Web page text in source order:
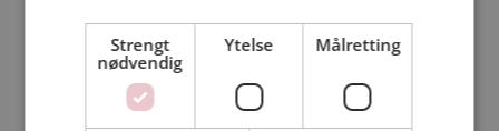
Bli medlem gratis!
Jeg er en: Mann Kvinne
Strengt
nødvendig
Ytelse Målretting